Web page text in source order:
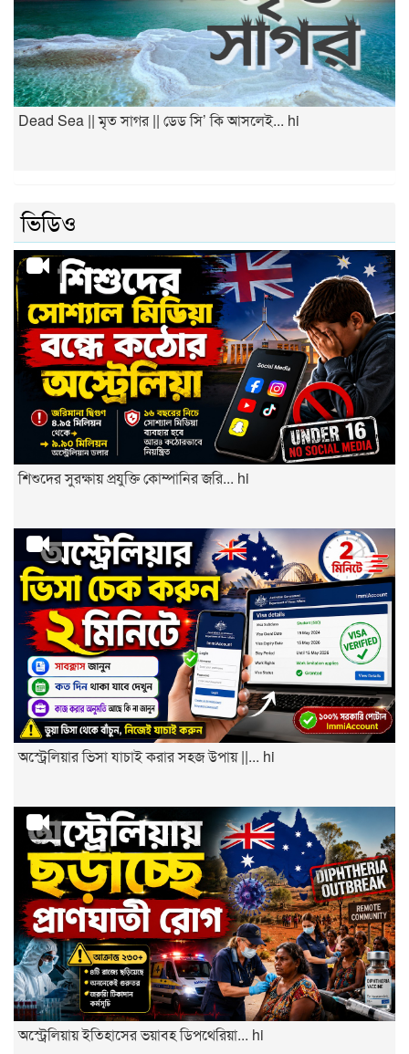
Dead Sea || মৃত সাগর || ডেড সি’ কি আসলেই... hi
ভিডিও
শিশুদের সুরক্ষায় প্রযুক্তি কোম্পানির জরি... hi
অস্ট্রেলিয়ার ভিসা যাচাই করার সহজ উপায় ||... hi
অস্ট্রেলিয়ায় ইতিহাসের ভয়াবহ ডিপথেরিয়া... hi